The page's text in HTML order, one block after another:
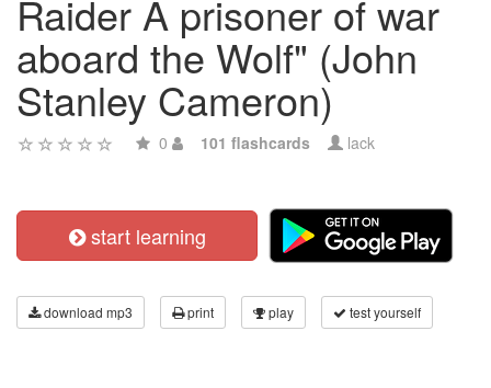
Raider A prisoner of war
aboard the Wolf" (John
Stanley Cameron)
0 101 flashcards lack
start learning
download mp3 print play test yourself